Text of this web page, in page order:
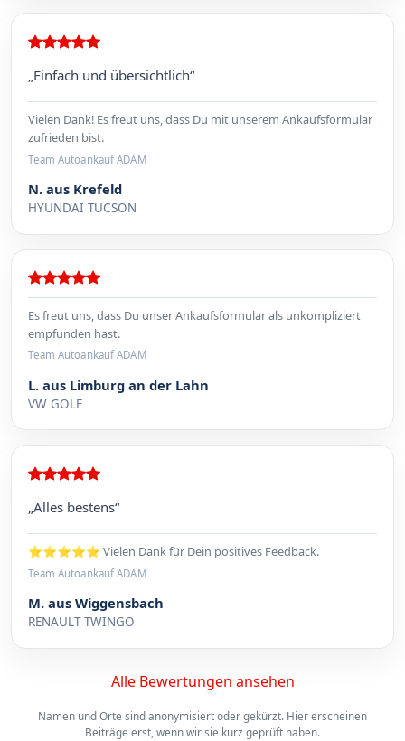
„Einfach und übersichtlich“
Vielen Dank! Es freut uns, dass Du mit unserem Ankaufsformular
zufrieden bist.
Team Autoankauf ADAM
N. aus Krefeld
HYUNDAI TUCSON
Es freut uns, dass Du unser Ankaufsformular als unkompliziert
empfunden hast.
Team Autoankauf ADAM
L. aus Limburg an der Lahn
VW GOLF
„Alles bestens“
⭐⭐⭐⭐⭐ Vielen Dank für Dein positives Feedback.
Team Autoankauf ADAM
M. aus Wiggensbach
RENAULT TWINGO
Alle Bewertungen ansehen
Namen und Orte sind anonymisiert oder gekürzt. Hier erscheinen
Beiträge erst, wenn wir sie kurz geprüft haben.